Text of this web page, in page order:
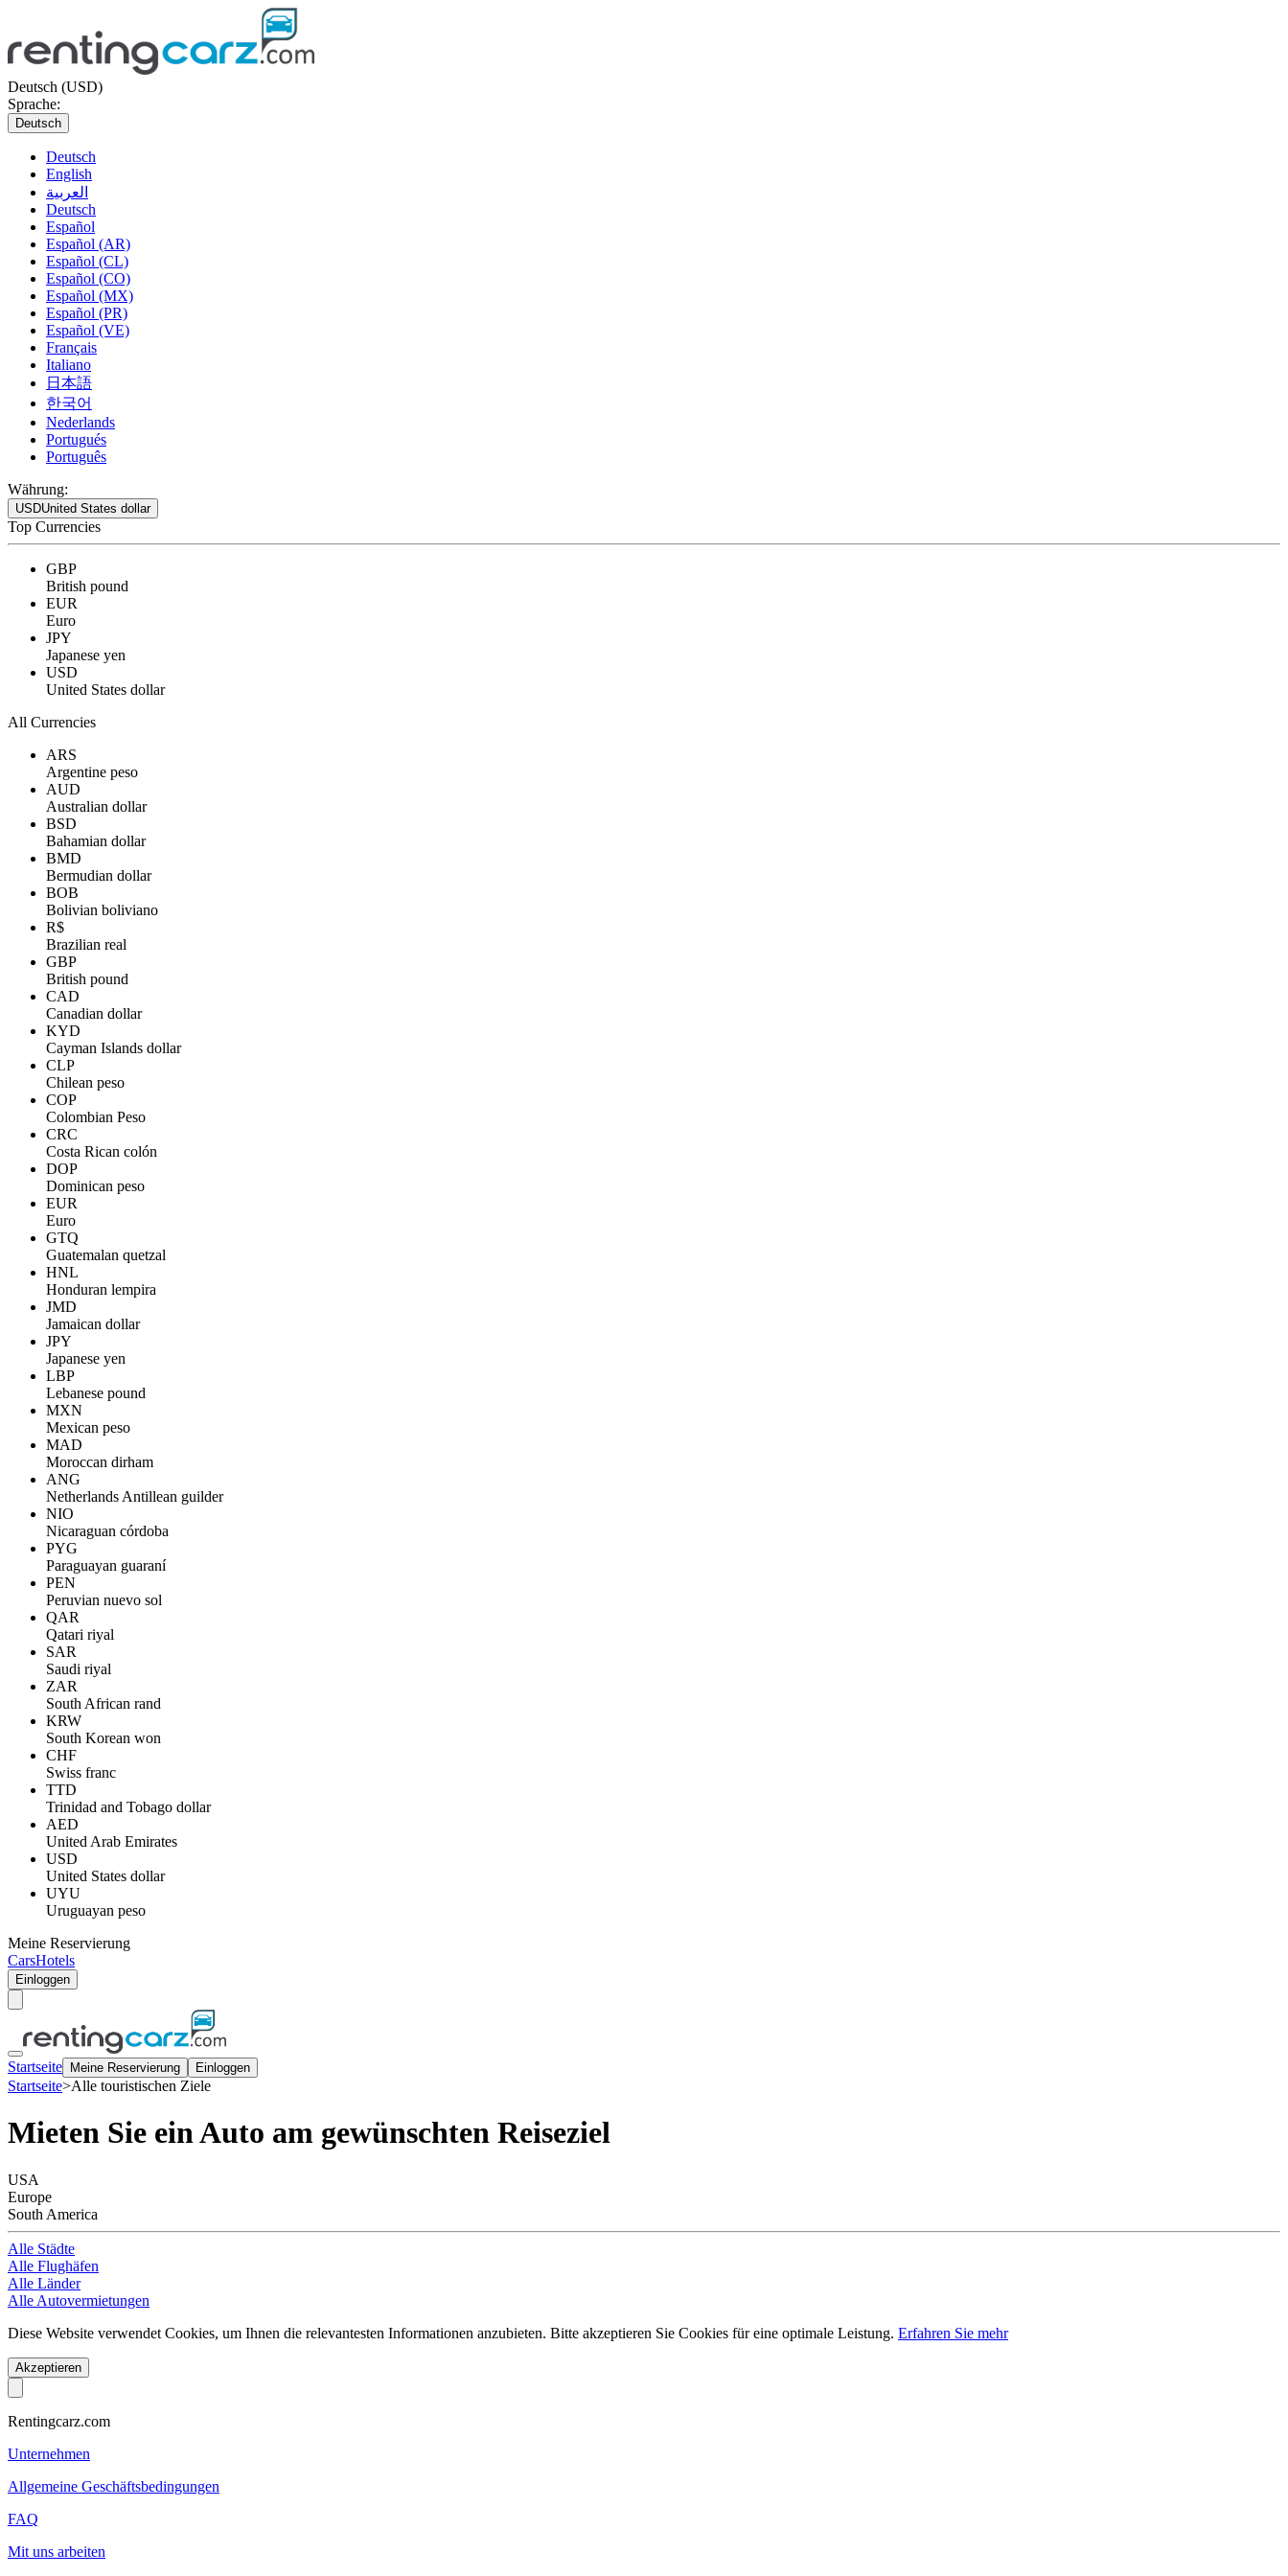
Deutsch (USD)
Sprache:
Deutsch
Deutsch
English
العربية
Deutsch
Español
Español (AR)
Español (CL)
Español (CO)
Español (MX)
Español (PR)
Español (VE)
Français
Italiano
日本語
한국어
Nederlands
Portugués
Português
Währung:
USDUnited States dollar
Top Currencies
GBP
British pound
EUR
Euro
JPY
Japanese yen
USD
United States dollar
All Currencies
ARS
Argentine peso
AUD
Australian dollar
BSD
Bahamian dollar
BMD
Bermudian dollar
BOB
Bolivian boliviano
R$
Brazilian real
GBP
British pound
CAD
Canadian dollar
KYD
Cayman Islands dollar
CLP
Chilean peso
COP
Colombian Peso
CRC
Costa Rican colón
DOP
Dominican peso
EUR
Euro
GTQ
Guatemalan quetzal
HNL
Honduran lempira
JMD
Jamaican dollar
JPY
Japanese yen
LBP
Lebanese pound
MXN
Mexican peso
MAD
Moroccan dirham
ANG
Netherlands Antillean guilder
NIO
Nicaraguan córdoba
PYG
Paraguayan guaraní
PEN
Peruvian nuevo sol
QAR
Qatari riyal
SAR
Saudi riyal
ZAR
South African rand
KRW
South Korean won
CHF
Swiss franc
TTD
Trinidad and Tobago dollar
AED
United Arab Emirates
USD
United States dollar
UYU
Uruguayan peso
Meine Reservierung
CarsHotels
Einloggen
Startseite Meine Reservierung Einloggen
Startseite>Alle touristischen Ziele
Mieten Sie ein Auto am gewünschten Reiseziel
USA
Europe
South America
Alle Städte
Alle Flughäfen
Alle Länder
Alle Autovermietungen
Diese Website verwendet Cookies, um Ihnen die relevantesten Informationen anzubieten. Bitte akzeptieren Sie Cookies für eine optimale Leistung. Erfahren Sie mehr
Akzeptieren
Rentingcarz.com
Unternehmen
Allgemeine Geschäftsbedingungen
FAQ
Mit uns arbeiten